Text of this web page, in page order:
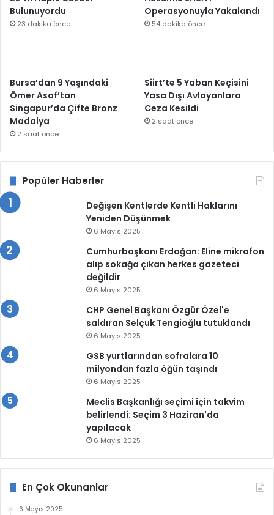
Bulunuyordu
23 dakika önce
Operasyonuyla Yakalandı
54 dakika önce
Bursa’dan 9 Yaşındaki
Ömer Asaf’tan
Singapur’da Çifte Bronz
Madalya
2 saat önce
Siirt’te 5 Yaban Keçisini
Yasa Dışı Avlayanlara
Ceza Kesildi
2 saat önce
Popüler Haberler
Değişen Kentlerde Kentli Haklarını
Yeniden Düşünmek
6 Mayıs 2025
Cumhurbaşkanı Erdoğan: Eline mikrofon
alıp sokağa çıkan herkes gazeteci
değildir
6 Mayıs 2025
CHP Genel Başkanı Özgür Özel'e
saldıran Selçuk Tengioğlu tutuklandı
6 Mayıs 2025
GSB yurtlarından sofralara 10
milyondan fazla öğün taşındı
6 Mayıs 2025
Meclis Başkanlığı seçimi için takvim
belirlendi: Seçim 3 Haziran'da
yapılacak
6 Mayıs 2025
En Çok Okunanlar
6 Mayıs 2025